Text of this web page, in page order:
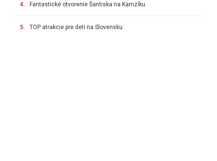
4. Fantastické otvorenie Šantiska na Kamzíku
5. TOP atrakcie pre deti na Slovensku